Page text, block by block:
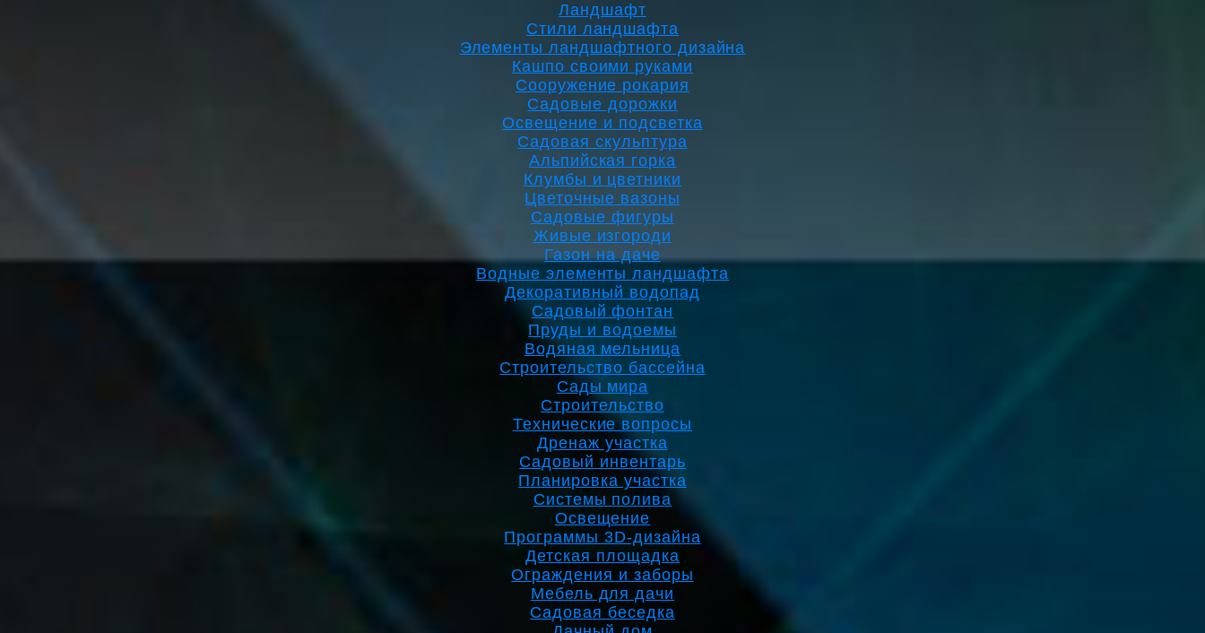
Ландшафт
Стили ландшафта
Элементы ландшафтного дизайна
Кашпо своими руками
Сооружение рокария
Садовые дорожки
Освещение и подсветка
Садовая скульптура
Альпийская горка
Клумбы и цветники
Цветочные вазоны
Садовые фигуры
Живые изгороди
Газон на даче
Водные элементы ландшафта
Декоративный водопад
Садовый фонтан
Пруды и водоемы
Водяная мельница
Строительство бассейна
Сады мира
Строительство
Технические вопросы
Дренаж участка
Садовый инвентарь
Планировка участка
Системы полива
Освещение
Программы 3D-дизайна
Детская площадка
Ограждения и заборы
Мебель для дачи
Садовая беседка